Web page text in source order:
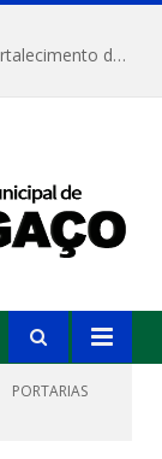
Convite: Encontro da APAIGAL: Diálogo e Fortalecimento da Agricultura Familiar
PORTARIAS